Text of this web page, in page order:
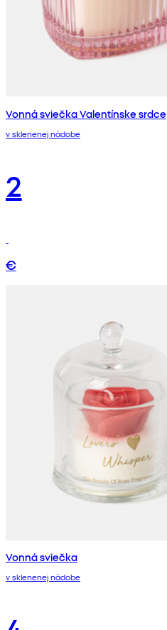
Vonná sviečka Valentínske srdce
v sklenenej nádobe
2
€
Vonná sviečka
v sklenenej nádobe